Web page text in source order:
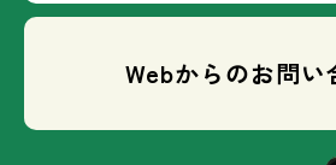
Webからのお問い